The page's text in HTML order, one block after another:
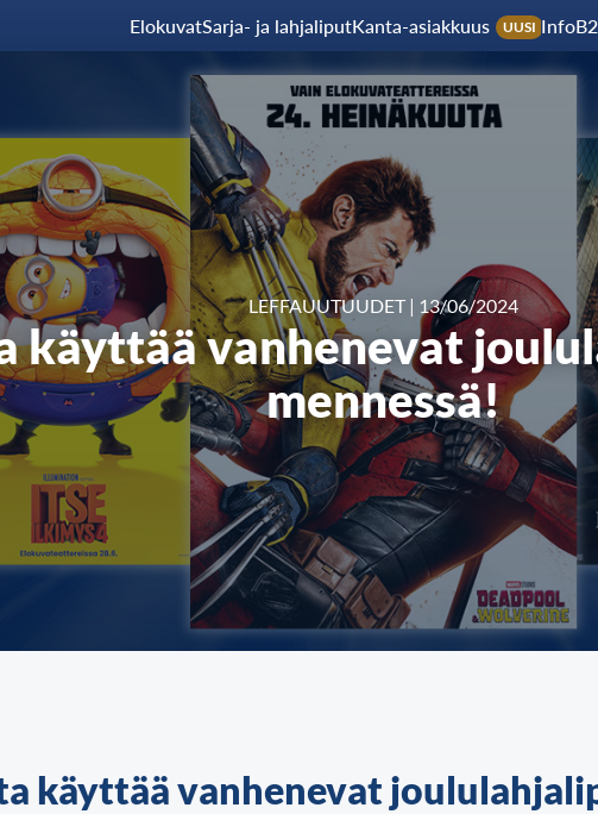
ElokuvatSarja- ja lahjaliputKanta-asiakkuus UUSI Info
LEFFAUUTUUDET | 13/06/2024
käyttää vanhenevat
mennessä!
käyttää vanhenevat